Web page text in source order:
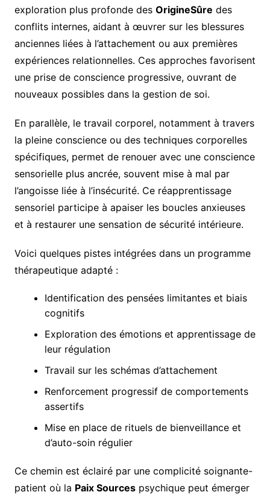
exploration plus profonde des OrigineSûre des
conflits internes, aidant à œuvrer sur les blessures
anciennes liées à l’attachement ou aux premières
expériences relationnelles. Ces approches favorisent
une prise de conscience progressive, ouvrant de
nouveaux possibles dans la gestion de soi.
En parallèle, le travail corporel, notamment à travers
la pleine conscience ou des techniques corporelles
spécifiques, permet de renouer avec une conscience
sensorielle plus ancrée, souvent mise à mal par
l’angoisse liée à l’insécurité. Ce réapprentissage
sensoriel participe à apaiser les boucles anxieuses
et à restaurer une sensation de sécurité intérieure.
Voici quelques pistes intégrées dans un programme
thérapeutique adapté :
Identification des pensées limitantes et biais
cognitifs
Exploration des émotions et apprentissage de
leur régulation
Travail sur les schémas d’attachement
Renforcement progressif de comportements
assertifs
Mise en place de rituels de bienveillance et
d’auto-soin régulier
Ce chemin est éclairé par une complicité soignante-
patient où la Paix Sourcespsychique peut émerger